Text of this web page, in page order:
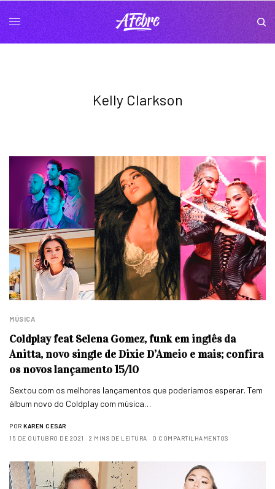
Kelly Clarkson
MÚSICA
Coldplay feat Selena Gomez, funk em inglês da
Anitta, novo single de Dixie D’Ameio e mais; confira
os novos lançamento 15/10
Sextou com os melhores lançamentos que poderíamos esperar. Tem
álbum novo do Coldplay com música…
POR KAREN CESAR
15 DE OUTUBRO DE 2021
2 MINS DE LEITURA 0 COMPARTILHAMENTOS